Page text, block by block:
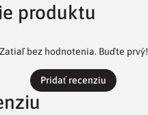
produktu
Zatiaľ bez hodnotenia. Buďte prvý!
Pridať recenziu